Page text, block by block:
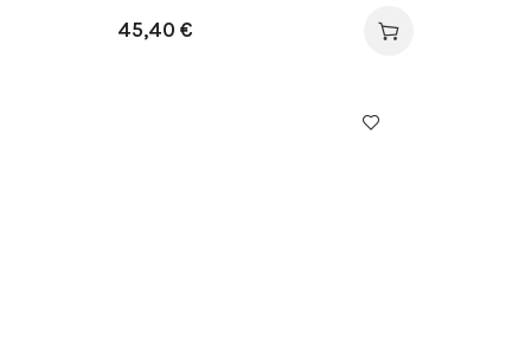
45,40 €